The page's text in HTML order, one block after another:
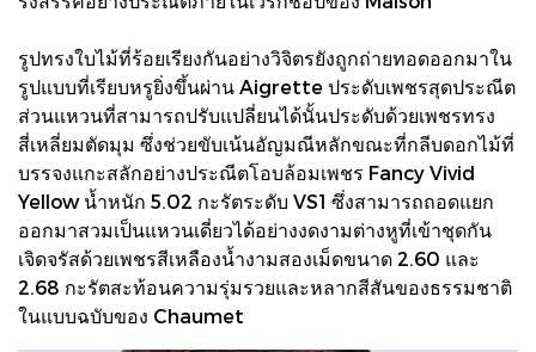
รูปทรงใบไม้ที่ร้อยเรียงกันอย่างวิจิตรยังถูกถ่ายทอดออกมาใน
รูปแบบที่เรียบหรูยิ่งขึ้นผ่าน Aigrette ประดับเพชรสุดประณีต
ส่วนแหวนที่สามารถปรับแปลี่ยนได้นั้นประดับด้วยเพชรทรง
สี่เหลี่ยมตัดมุม ซึ่งช่วยขับเน้นอัญมณีหลักขณะที่กลีบดอกไม้ที่
บรรจงแกะสลักอย่างประณีตโอบล้อมเพชร Fancy Vivid
Yellow น้ำหนัก 5.02 กะรัตระดับ VS1 ซึ่งสามารถถอดแยก
ออกมาสวมเป็นแหวนเดี่ยวได้อย่างงดงามต่างหูที่เข้าชุดกัน
เจิดจรัสด้วยเพชรสีเหลืองน้ำงามสองเม็ดขนาด 2.60 และ
2.68 กะรัตสะท้อนความรุ่มรวยและหลากสีสันของธรรมชาติ
ในแบบฉบับของ Chaumet